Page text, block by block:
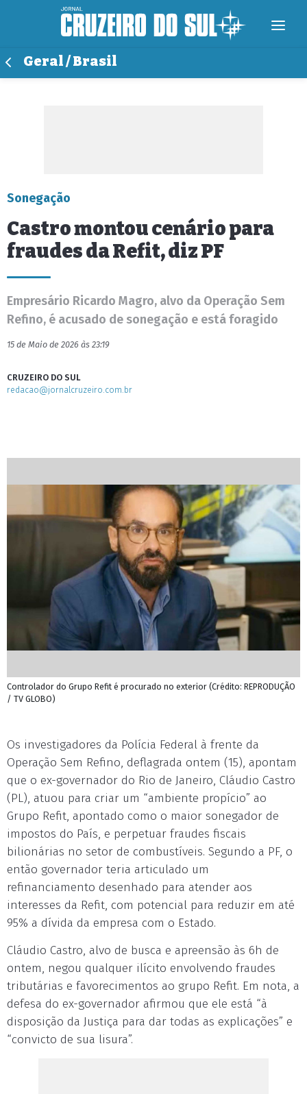
Geral / Brasil
Sonegação
Castro montou cenário para
fraudes da Refit, diz PF
Empresário Ricardo Magro, alvo da Operação Sem
Refino, é acusado de sonegação e está foragido
15 de Maio de 2026 às 23:19
CRUZEIRO DO SUL
redacao@jornalcruzeiro.com.br
Controlador do Grupo Refit é procurado no exterior (Crédito: REPRODUÇÃO
/ TV GLOBO)
Os investigadores da Polícia Federal à frente da
Operação Sem Refino, deflagrada ontem (15), apontam
que o ex-governador do Rio de Janeiro, Cláudio Castro
(PL), atuou para criar um “ambiente propício” ao
Grupo Refit, apontado como o maior sonegador de
impostos do País, e perpetuar fraudes fiscais
bilionárias no setor de combustíveis. Segundo a PF, o
então governador teria articulado um
refinanciamento desenhado para atender aos
interesses da Refit, com potencial para reduzir em até
95% a dívida da empresa com o Estado.
Cláudio Castro, alvo de busca e apreensão às 6h de
ontem, negou qualquer ilícito envolvendo fraudes
tributárias e favorecimentos ao grupo Refit. Em nota, a
defesa do ex-governador afirmou que ele está “à
disposição da Justiça para dar todas as explicações” e
“convicto de sua lisura”.